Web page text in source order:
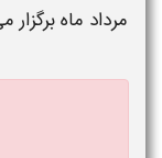
مرداد ماه